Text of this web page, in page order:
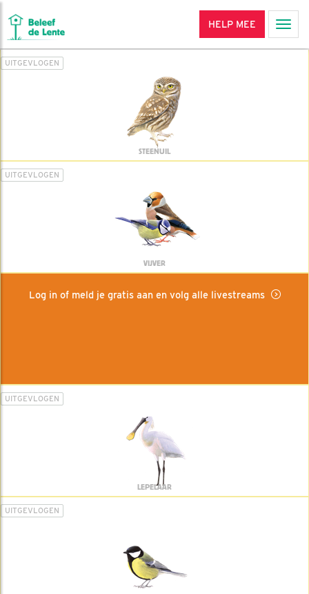
HELP MEE
UITGEVLOGEN
STEENUIL
UITGEVLOGEN
VIJVER
Log in of meld je gratis aan en volg alle livestreams
UITGEVLOGEN
LEPELAAR
UITGEVLOGEN